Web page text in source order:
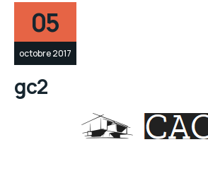
05
octobre 2017
gc2